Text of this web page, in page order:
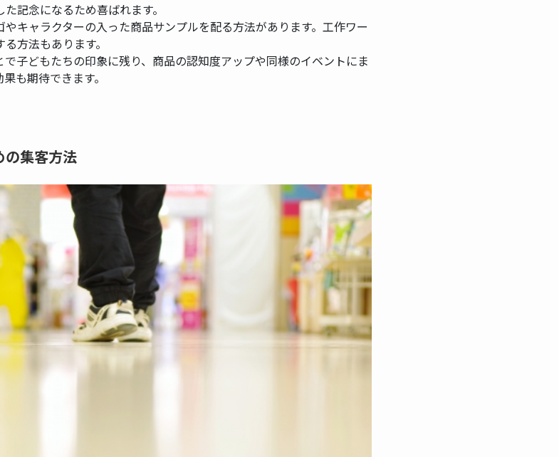
記念になるため喜ばれます。
キャラクターの入った商品サンプルを配る方法があります。工作ワー
方法もあります。
子どもたちの印象に残り、商品の認知度アップや同様のイベントにま
も期待できます。
の集客方法